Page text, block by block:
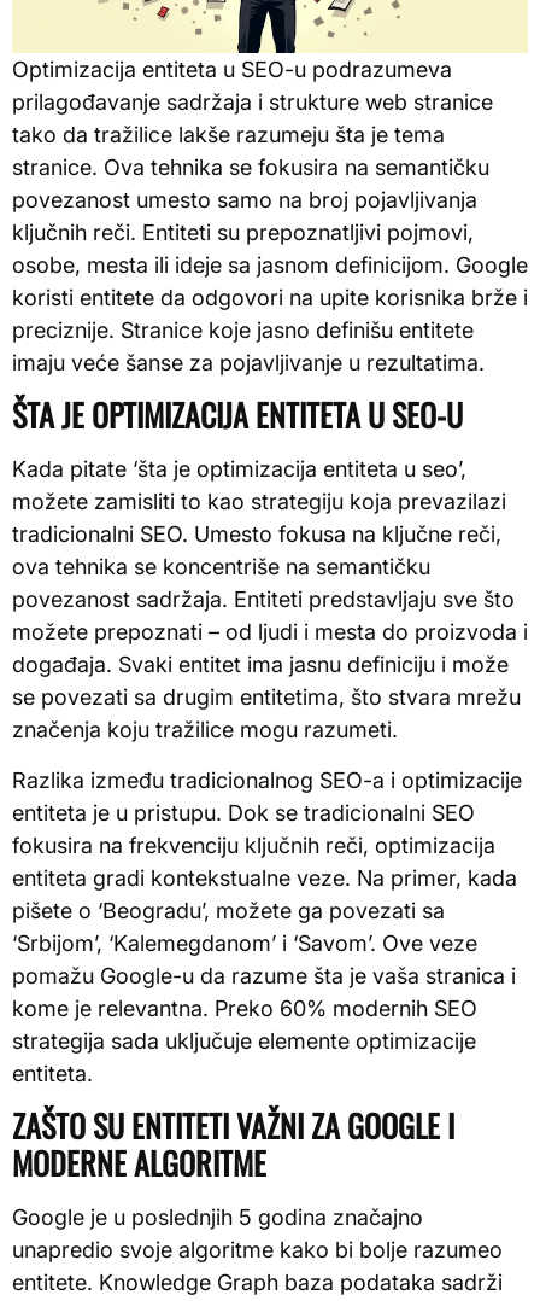
Optimizacija entiteta u SEO-u podrazumeva
prilagođavanje sadržaja i strukture web stranice
tako da tražilice lakše razumeju šta je tema
stranice. Ova tehnika se fokusira na semantičku
povezanost umesto samo na broj pojavljivanja
ključnih reči. Entiteti su prepoznatljivi pojmovi,
osobe, mesta ili ideje sa jasnom definicijom. Google
koristi entitete da odgovori na upite korisnika brže i
preciznije. Stranice koje jasno definišu entitete
imaju veće šanse za pojavljivanje u rezultatima.
ŠTA JE OPTIMIZACIJA ENTITETA U SEO-U
Kada pitate ‘šta je optimizacija entiteta u seo’,
možete zamisliti to kao strategiju koja prevazilazi
tradicionalni SEO. Umesto fokusa na ključne reči,
ova tehnika se koncentriše na semantičku
povezanost sadržaja. Entiteti predstavljaju sve što
možete prepoznati – od ljudi i mesta do proizvoda i
događaja. Svaki entitet ima jasnu definiciju i može
se povezati sa drugim entitetima, što stvara mrežu
značenja koju tražilice mogu razumeti.
Razlika između tradicionalnog SEO-a i optimizacije
entiteta je u pristupu. Dok se tradicionalni SEO
fokusira na frekvenciju ključnih reči, optimizacija
entiteta gradi kontekstualne veze. Na primer, kada
pišete o ‘Beogradu’, možete ga povezati sa
‘Srbijom’, ‘Kalemegdanom’ i ‘Savom’. Ove veze
pomažu Google-u da razume šta je vaša stranica i
kome je relevantna. Preko 60% modernih SEO
strategija sada uključuje elemente optimizacije
entiteta.
ZAŠTO SU ENTITETI VAŽNI ZA GOOGLE I
MODERNE ALGORITME
Google je u poslednjih 5 godina značajno
unapredio svoje algoritme kako bi bolje razumeo
entitete. Knowledge Graph baza podataka sadrži